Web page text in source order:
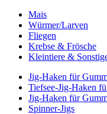
Mais
Würmer/Larven
Fliegen
Krebse & Frösche
Kleintiere &
Jig-Haken für
Tiefsee-Jig-Haken
Jig-Haken für
Spinner-Jigs